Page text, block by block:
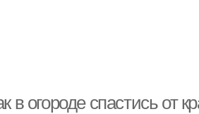
в огороде спастись от